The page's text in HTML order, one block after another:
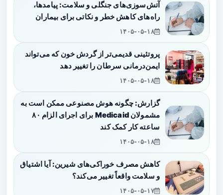
آتش‌سوزی‌های جنگلی و سلامت: پیامدها،
راه‌های کاهش خطر و نکاتی برای بیماران
۱۴۰۵-۰۵-۱۸
پروتئینی قدیمی‌تر از گردش خون که می‌تواند
ایمن‌درمانی سرطان را تغییر دهد
۱۴۰۵-۰۵-۱۸
گزارش: چگونه هوش مصنوعی ممکن است به
مشمولان Medicaid برای اجرای الزام ۸۰
ساعته کار کمک کند
۱۴۰۵-۰۵-۱۸
کاهش مصرف خوراکی‌های شیرین: آیا اشتیاق
و سلامت واقعاً تغییر می‌کند؟
۱۴۰۵-۰۵-۱۷